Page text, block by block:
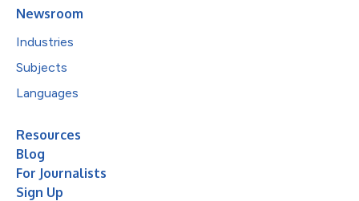
Newsroom
Industries
Subjects
Languages
Resources
Blog
For Journalists
Sign Up